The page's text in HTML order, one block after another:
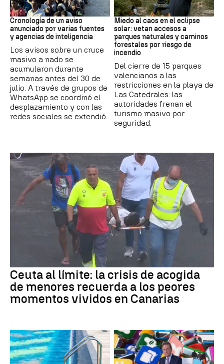
Crisis de Ceuta
Cronología de un aviso
anunciado por varias fuentes
y agencias de inteligencia
Los avisos sobre un cruce
masivo a nado se
acumularon durante
semanas antes del 30 de
julio. A través de grupos de
WhatsApp se coordinó el
desplazamiento y con las
redes sociales se extendió.
Eclipse
Miedo al caos en el eclipse
solar: vetan accesos a
parques naturales y caminos
forestales por riesgo de
incendio
Del cierre de 15 parques
valencianos a las
restricciones en la playa de
Las Catedrales: las
autoridades frenan el
turismo masivo por
seguridad.
Ceuta al límite: la crisis de acogida
de menores recuerda a los peores
momentos vividos en Canarias